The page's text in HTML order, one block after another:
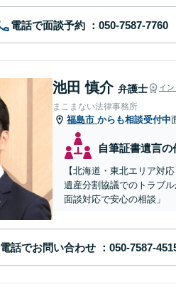
電話で面談予約
池田 慎介 弁護士 イ
まこまない法律事務所
福島市 からも相談受付中
自筆証書遺言の
【北海道・東北エリア対
遺産分割協議でのトラブ
面談対応で安心の相談」
電話でお問い合わせ